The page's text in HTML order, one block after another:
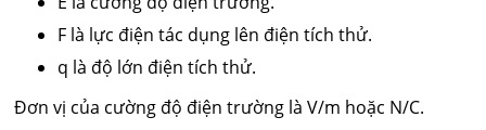
F là lực điện tác dụng lên điện tích thử.
q là độ lớn điện tích thử.
Đơn vị của cường độ điện trường là V/m hoặc N/C.